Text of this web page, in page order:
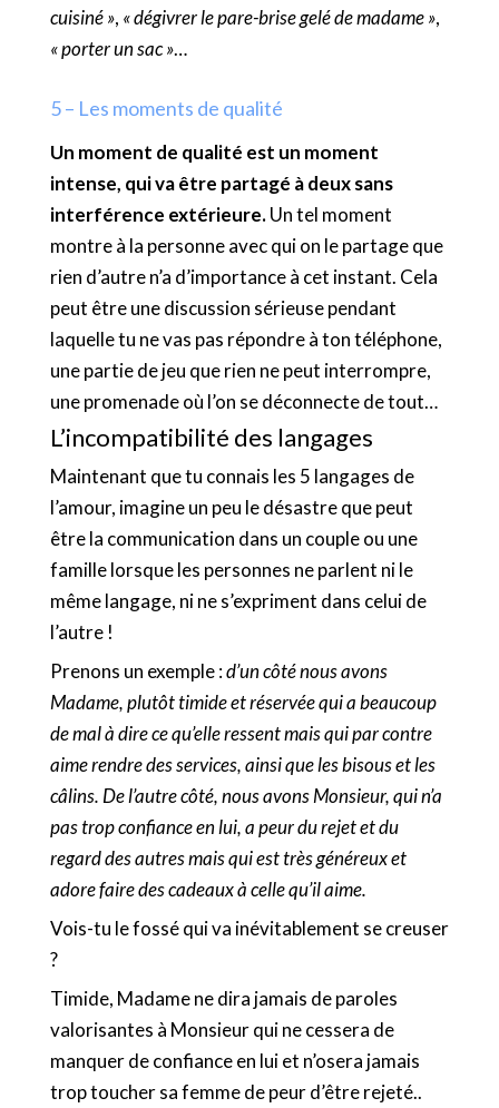
cuisiné », « dégivrer le pare-brise gelé de madame »,
« porter un sac »…
5 – Les moments de qualité
Un moment de qualité est un moment
intense, qui va être partagé à deux sans
interférence extérieure.Un tel moment
montre à la personne avec qui on le partage que
rien d’autre n’a d’importance à cet instant. Cela
peut être une discussion sérieuse pendant
laquelle tu ne vas pas répondre à ton téléphone,
une partie de jeu que rien ne peut interrompre,
une promenade où l’on se déconnecte de tout…
L’incompatibilité des langages
Maintenant que tu connais les 5 langages de
l’amour, imagine un peu le désastre que peut
être la communication dans un couple ou une
famille lorsque les personnes ne parlent ni le
même langage, ni ne s’expriment dans celui de
l’autre !
Prenons un exemple :d’un côté nous avons
Madame, plutôt timide et réservée qui a beaucoup
de mal à dire ce qu’elle ressent mais qui par contre
aime rendre des services, ainsi que les bisous et les
câlins. De l’autre côté, nous avons Monsieur, qui n’a
pas trop confiance en lui, a peur du rejet et du
regard des autres mais qui est très généreux et
adore faire des cadeaux à celle qu’il aime.
Vois-tu le fossé qui va inévitablement se creuser
?
Timide, Madame ne dira jamais de paroles
valorisantes à Monsieur qui ne cessera de
manquer de confiance en lui et n’osera jamais
trop toucher sa femme de peur d’être rejeté..